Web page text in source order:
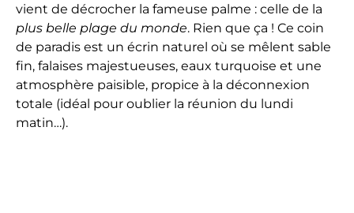
vient de décrocher la fameuse palme : celle de la
plus belle plage du monde. Rien que ça ! Ce coin
de paradis est un écrin naturel où se mêlent sable
fin, falaises majestueuses, eaux turquoise et une
atmosphère paisible, propice à la déconnexion
totale (idéal pour oublier la réunion du lundi
matin…).